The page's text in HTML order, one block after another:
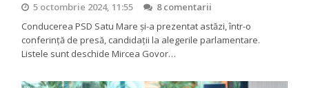
5 octombrie 2024, 11:55
8 comentarii
Conducerea PSD Satu Mare şi-a prezentat astăzi, într-o
conferinţă de presă, candidaţii la alegerile parlamentare.
Listele sunt deschide Mircea Govor…